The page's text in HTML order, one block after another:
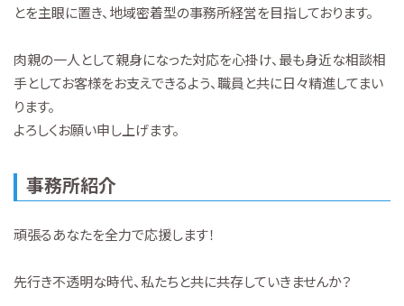
とを主眼に置き、地域密着型の事務所経営を目指しております。
肉親の一人として親身になった対応を心掛け、最も身近な相談相
手としてお客様をお支えできるよう、職員と共に日々精進してまい
ります。
よろしくお願い申し上げます。
事務所紹介
頑張るあなたを全力で応援します！
先行き不透明な時代、私たちと共に共存していきませんか？